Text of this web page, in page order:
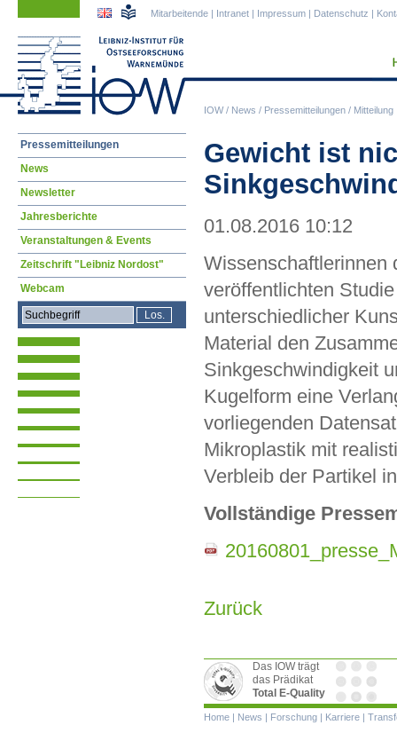
IOW/ News / Pressemitteilungen / Mitteilung
Mitarbeitende | Intranet | Impressum | Datenschutz |
Gewicht ist
01.08.2016 10:12
Wissenschaftlerinnen
veröffentlichten
unterschiedlicher
Material den
Sinkgeschwindigkeit
Kugelform eine
vorliegenden
Mikroplastik mit
Verbleib der Partikel
Vollständige
Zurück
Navigation
Pressemitteilungen
News
Newsletter
Jahresberichte
Veranstaltungen & Events
Zeitschrift "Leibniz Nordost"
Webcam
Das IOW trägt
das Prädikat
Total E-Quality
Navigation
überspringen
Home | News | Forschung | Karriere |